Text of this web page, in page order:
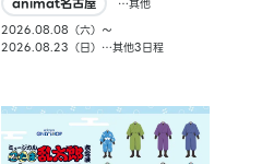
2026.08.08（六）〜
2026.08.23（日）…其他3日程